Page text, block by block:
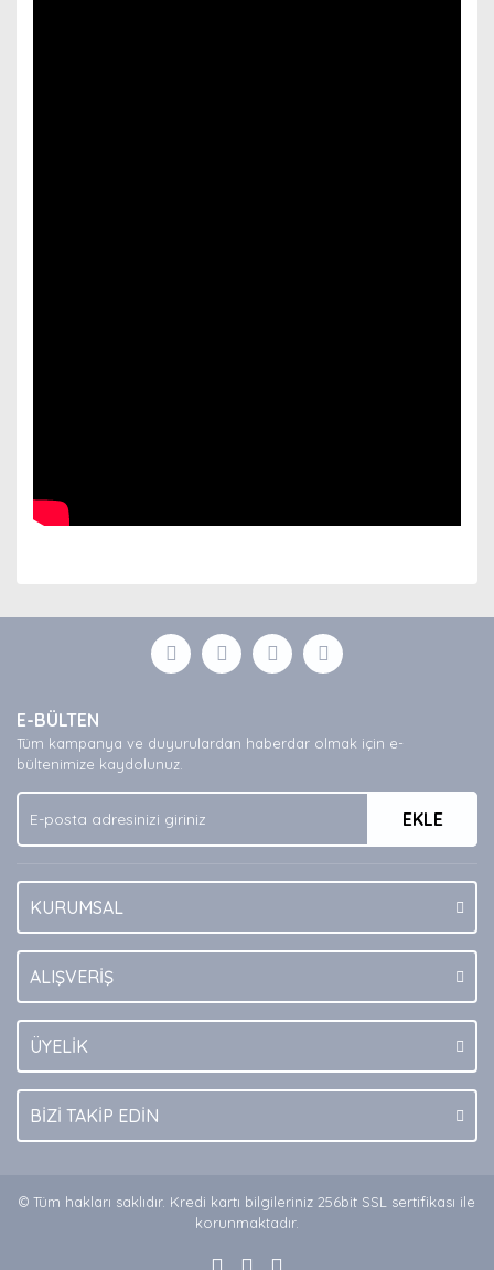
Yorum Yaz
formunu kullanarak tarafımıza iletebilirsiniz.
Görüş ve önerileriniz için teşekkür ederiz.
Ürün açıklamasında eksik bilgiler bulunuyor.
Ürün bilgilerinde hatalar bulunuyor.
Ürün fiyatı diğer sitelerden daha pahalı.
Bu ürüne benzer farklı alternatifler olmalı.
E-BÜLTEN
Tüm kampanya ve duyurulardan haberdar olmak için e-
bültenimize kaydolunuz.
EKLE
KURUMSAL
ALIŞVERİŞ
ÜYELİK
BİZİ TAKİP EDİN
© Tüm hakları saklıdır. Kredi kartı bilgileriniz 256bit SSL sertifikası ile
korunmaktadır.